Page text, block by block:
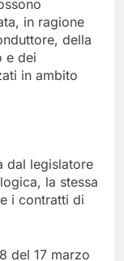
in ragione
della
e dei
in ambito
dal legislatore
la stessa
i contratti di
del 17 marzo